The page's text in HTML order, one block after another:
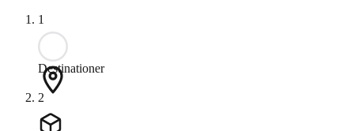
1
Destinationer
2